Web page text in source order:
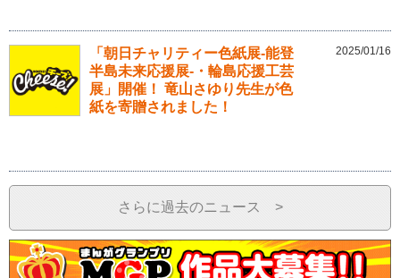
「朝日チャリティー色紙展-能登
半島未来応援展-・輪島応援工芸
展」開催！ 竜山さゆり先生が色
紙を寄贈されました！
2025/01/16
さらに過去のニュース >